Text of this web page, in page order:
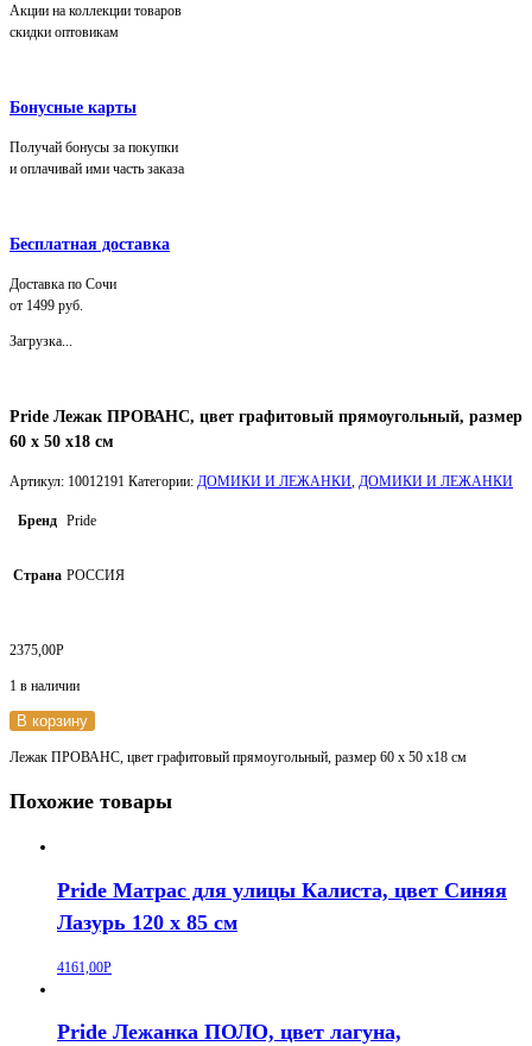
Акции на коллекции товаров
скидки оптовикам
Бонусные карты
Получай бонусы за покупки
и оплачивай ими часть заказа
Бесплатная доставка
Доставка по Сочи
от 1499 руб.
Загрузка...
Pride Лежак ПРОВАНС, цвет графитовый прямоугольный, размер
60 х 50 х18 см
Артикул: 10012191 Категории: ДОМИКИ И ЛЕЖАНКИ ДОМИКИ И ЛЕЖАНКИ
Бренд Pride
Страна РОССИЯ
2375,00Р
1 в наличии
В корзину
Лежак ПРОВАНС, цвет графитовый прямоугольный, размер 60 х 50 х18 см
Похожие товары
Pride Матрас для улицы Калиста, цвет Синяя
Лазурь 120 х 85 см
4161,00Р
Pride Лежанка ПОЛО, цвет лагуна,